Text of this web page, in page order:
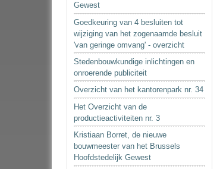
Gewest
Goedkeuring van 4 besluiten tot
wijziging van het zogenaamde besluit
'van geringe omvang' - overzicht
Stedenbouwkundige inlichtingen en
onroerende publiciteit
Overzicht van het kantorenpark nr. 34
Het Overzicht van de
productieactiviteiten nr. 3
Kristiaan Borret, de nieuwe
bouwmeester van het Brussels
Hoofdstedelijk Gewest